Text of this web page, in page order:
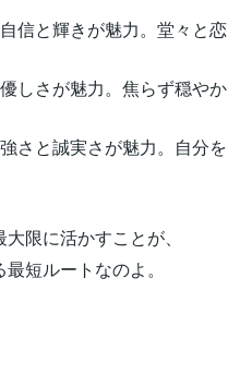
信と輝きが魅力。堂々と恋
しさが魅力。焦らず穏やか
さと誠実さが魅力。自分を
限に活かすことが、
短ルートなのよ。